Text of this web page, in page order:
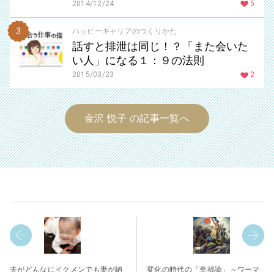
2014/12/24 5
ハッピーキャリアのつくりかた
話すと排泄は同じ！？「また会いた
い人」になる１：９の法則
2015/03/23 2
金沢 悦子 の記事一覧へ
夫がどんなにイクメンでも妻が納
変化の時代の「幸福論」～ワーマ